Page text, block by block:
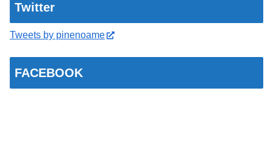
Twitter
Tweets by pinenoame
FACEBOOK